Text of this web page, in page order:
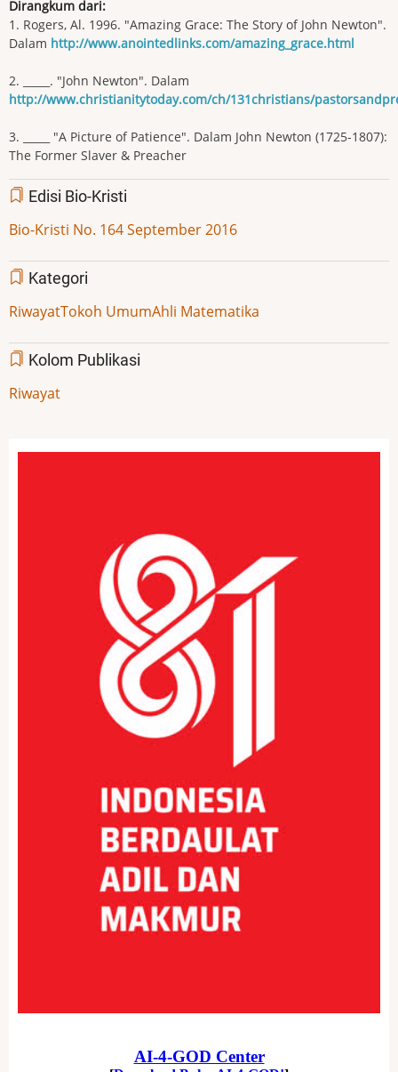
Dirangkum dari:
1. Rogers, Al. 1996. "Amazing Grace: The Story of John Newton".
Dalam http://www.anointedlinks.com/amazing_grace.html
2. _____. "John Newton". Dalam
http://www.christianitytoday.com/ch/131christians/
3. _____ "A Picture of Patience". Dalam John Newton (1725-1807):
The Former Slaver & Preacher
Edisi Bio-Kristi
Bio-Kristi No. 164 September 2016
Kategori
RiwayatTokoh UmumAhli Matematika
Kolom Publikasi
Riwayat